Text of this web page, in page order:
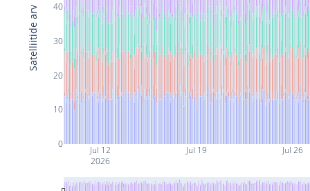
Jul 12
2026
Jul 19 Jul 26
0
10
20
30
40
Satelliitide arv